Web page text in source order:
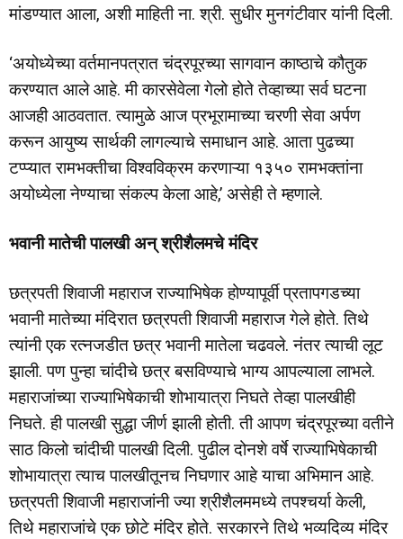
मांडण्यात आला, अशी माहिती ना. श्री. सुधीर मुनगंटीवार यांनी दिली.
‘अयोध्येच्या वर्तमानपत्रात चंद्रपूरच्या सागवान काष्ठाचे कौतुक
करण्यात आले आहे. मी कारसेवेला गेलो होते तेव्हाच्या सर्व घटना
आजही आठवतात. त्यामुळे आज प्रभूरामाच्या चरणी सेवा अर्पण
करून आयुष्य सार्थकी लागल्याचे समाधान आहे. आता पुढच्या
टप्प्यात रामभक्तीचा विश्वविक्रम करणाऱ्या १३५० रामभक्तांना
अयोध्येला नेण्याचा संकल्प केला आहे,’ असेही ते म्हणाले.
भवानी मातेची पालखी अन् श्रीशैलमचे मंदिर
छत्रपती शिवाजी महाराज राज्याभिषेक होण्यापूर्वी प्रतापगडच्या
भवानी मातेच्या मंदिरात छत्रपती शिवाजी महाराज गेले होते. तिथे
त्यांनी एक रत्नजडीत छत्र भवानी मातेला चढवले. नंतर त्याची लूट
झाली. पण पुन्हा चांदीचे छत्र बसविण्याचे भाग्य आपल्याला लाभले.
महाराजांच्या राज्याभिषेकाची शोभायात्रा निघते तेव्हा पालखीही
निघते. ही पालखी सुद्धा जीर्ण झाली होती. ती आपण चंद्रपूरच्या वतीने
साठ किलो चांदीची पालखी दिली. पुढील दोनशे वर्षे राज्याभिषेकाची
शोभायात्रा त्याच पालखीतूनच निघणार आहे याचा अभिमान आहे.
छत्रपती शिवाजी महाराजांनी ज्या श्रीशैलममध्ये तपश्चर्या केली,
तिथे महाराजांचे एक छोटे मंदिर होते. सरकारने तिथे भव्यदिव्य मंदिर